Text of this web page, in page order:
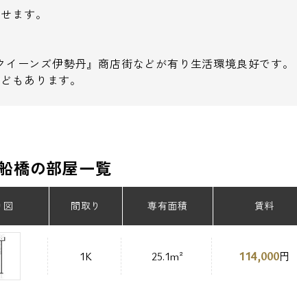
ます。
ーンズ伊勢丹』商店街などが有り生活環境良好です。
もあります。
橋の部屋一覧
図 間取り 専有面積 賃料
1K 25.1m² 114,000円